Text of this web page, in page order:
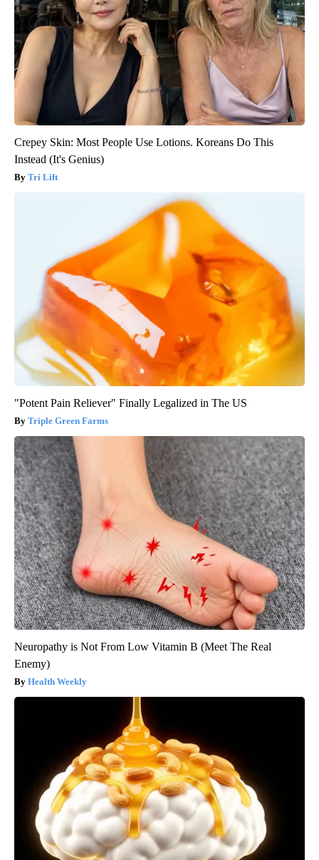
Crepey Skin: Most People Use Lotions. Koreans Do This
Instead (It's Genius)
Tri Lift
"Potent Pain Reliever" Finally Legalized in The US
Triple Green Farms
Neuropathy is Not From Low Vitamin B (Meet The Real
Enemy)
Health Weekly